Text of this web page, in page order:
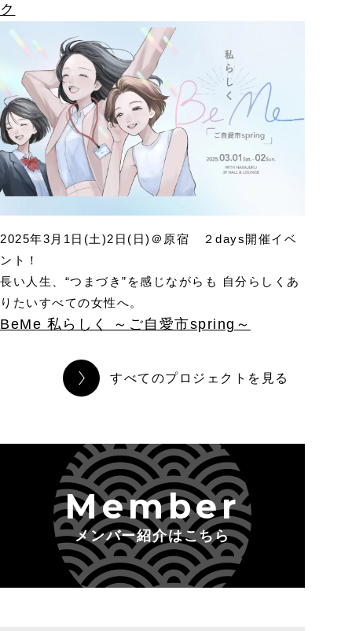
ク
2025年3月1日(土)2日(日)＠原宿 ２days開催イベ
ント！
長い人生、“つまづき”を感じながらも 自分らしくあ
りたいすべての女性へ。
BeMe 私らしく ～ご自愛市spring～
すべてのプロジェクトを見る
メンバー紹介はこちら
Member